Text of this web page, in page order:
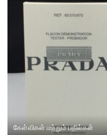
கேள்விகள் மற்றும் பதில்கள்